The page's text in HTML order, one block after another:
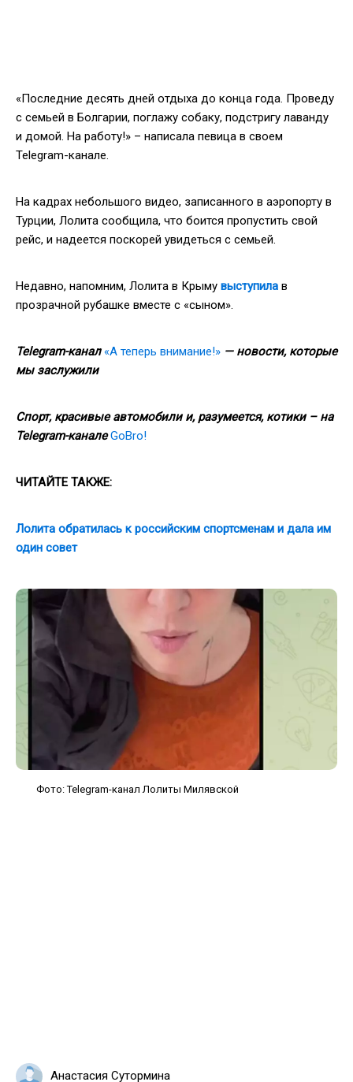
«Последние десять дней отдыха до конца года. Проведу
с семьей в Болгарии, поглажу собаку, подстригу лаванду
и домой. На работу!» – написала певица в своем
Telegram-канале.
На кадрах небольшого видео, записанного в аэропорту в
Турции, Лолита сообщила, что боится пропустить свой
рейс, и надеется поскорей увидеться с семьей.
Недавно, напомним, Лолита в Крыму выступила в
прозрачной рубашке вместе с «сыном».
Telegram-канал «А теперь внимание!» — новости, которые
мы заслужили
Спорт, красивые автомобили и, разумеется, котики – на
Telegram-каналеGoBro!
ЧИТАЙТЕ ТАКЖЕ:
Лолита обратилась к российским спортсменам и дала им
один совет
Фото: Telegram-канал Лолиты Милявской
Анастасия Сутормина